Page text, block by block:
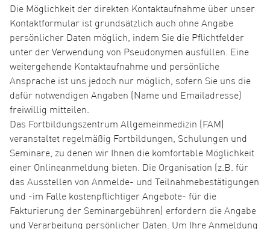
Die Möglichkeit der direkten Kontaktaufnahme über unser
Kontaktformular ist grundsätzlich auch ohne Angabe
persönlicher Daten möglich, indem Sie die Pflichtfelder
unter der Verwendung von Pseudonymen ausfüllen. Eine
weitergehende Kontaktaufnahme und persönliche
Ansprache ist uns jedoch nur möglich, sofern Sie uns die
dafür notwendigen Angaben (Name und Emailadresse)
freiwillig mitteilen.
Das Fortbildungszentrum Allgemeinmedizin (FAM)
veranstaltet regelmäßig Fortbildungen, Schulungen und
Seminare, zu denen wir Ihnen die komfortable Möglichkeit
einer Onlineanmeldung bieten. Die Organisation (z.B. für
das Ausstellen von Anmelde- und Teilnahmebestätigungen
und -im Falle kostenpflichtiger Angebote- für die
Fakturierung der Seminargebühren) erfordern die Angabe
und Verarbeitung persönlicher Daten. Um Ihre Anmeldung